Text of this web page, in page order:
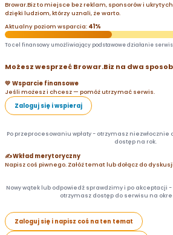
Browar.Biz to miejsce bez reklam, sponsorów i
dzięki ludziom, którzy uznali, że warto.
Aktualny poziom wsparcia: 41%
To cel finansowy umożliwiający podstawowe działanie
Możesz wesprzeć Browar.Biz na dwa
💛 Wsparcie finansowe
Jeśli możesz i chcesz — pomóż utrzymać serwis.
Zaloguj się i wspieraj
Po przeprocesowaniu wpłaty - otrzymasz niezwłocznie
dostęp na rok.
✍️ Wkład merytoryczny
Napisz coś piwnego. Załóż temat lub dołącz do
Nowy wątek lub odpowiedź sprawdzimy i po akceptacji
otrzymasz dostęp do serwisu na
Zaloguj się i napisz coś na ten temat